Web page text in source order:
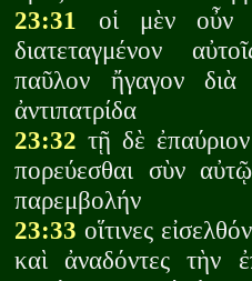
23:31 οἱ μὲν οὖν
διατεταγμένον
παῦλον ἤγαγον διὰ
ἀντιπατρίδα
23:32 τῇ δὲ
πορεύεσθαι σὺν
παρεμβολήν
23:33 οἵτινες
καὶ ἀναδόντες τὴν